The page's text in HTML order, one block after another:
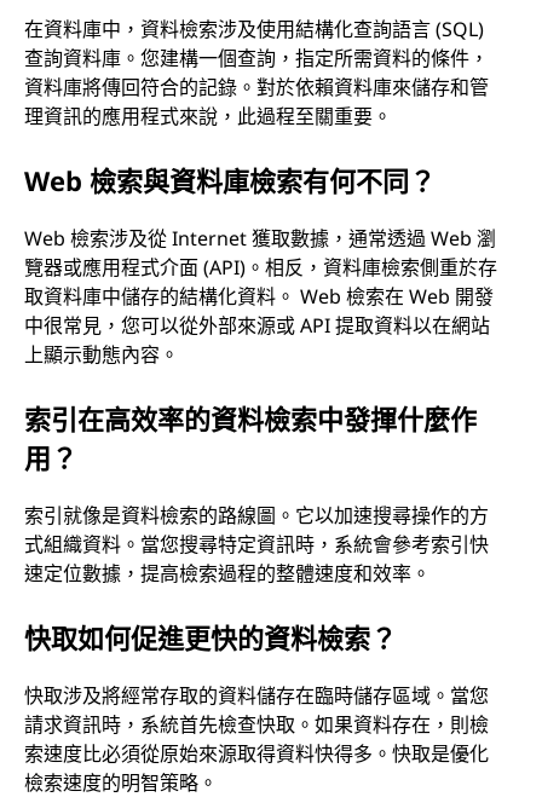
在資料庫中，資料檢索涉及使用結構化查詢語言 (SQL)
查詢資料庫。您建構一個查詢，指定所需資料的條件，
資料庫將傳回符合的記錄。對於依賴資料庫來儲存和管
理資訊的應用程式來說，此過程至關重要。
Web 檢索與資料庫檢索有何不同？
Web 檢索涉及從 Internet 獲取數據，通常透過 Web 瀏
覽器或應用程式介面 (API)。相反，資料庫檢索側重於存
取資料庫中儲存的結構化資料。 Web 檢索在 Web 開發
中很常見，您可以從外部來源或 API 提取資料以在網站
上顯示動態內容。
索引在高效率的資料檢索中發揮什麼作
用？
索引就像是資料檢索的路線圖。它以加速搜尋操作的方
式組織資料。當您搜尋特定資訊時，系統會參考索引快
速定位數據，提高檢索過程的整體速度和效率。
快取如何促進更快的資料檢索？
快取涉及將經常存取的資料儲存在臨時儲存區域。當您
請求資訊時，系統首先檢查快取。如果資料存在，則檢
索速度比必須從原始來源取得資料快得多。快取是優化
檢索速度的明智策略。